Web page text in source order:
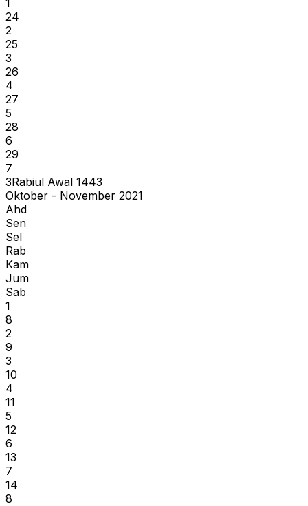
24
2
25
3
26
4
27
5
28
6
29
7
3Rabiul Awal 1443
Oktober - November 2021
Ahd
Sen
Sel
Rab
Kam
Jum
Sab
1
8
2
9
3
10
4
11
5
12
6
13
7
14
8